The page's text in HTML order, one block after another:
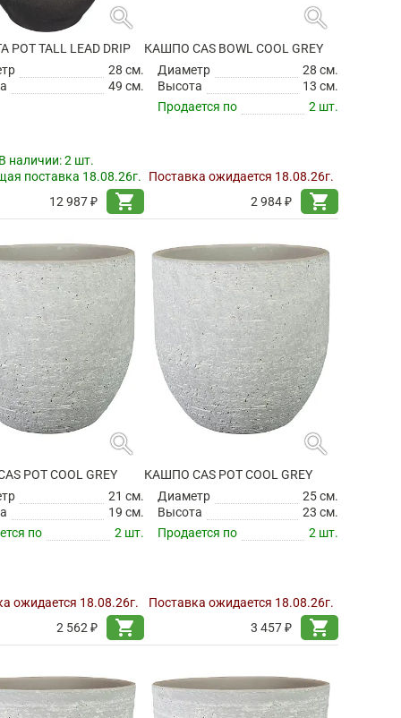
search
POT TALL LEAD DRIP
28 см.
49 см.
наличии:2 шт.
поставка 18.08.26г.
12 987 ₽
shopping_cart
search
КАШПО CAS BOWL COOL GREY
Диаметр
28 см.
Высота
13 см.
Продается по
2 шт.
Поставка ожидается 18.08.26г.
2 984 ₽
shopping_cart
search
POT COOL GREY
21 см.
19 см.
по
2 шт.
ожидается 18.08.26г.
2 562 ₽
shopping_cart
search
КАШПО CAS POT COOL GREY
Диаметр
25 см.
Высота
23 см.
Продается по
2 шт.
Поставка ожидается 18.08.26г.
3 457 ₽
shopping_cart